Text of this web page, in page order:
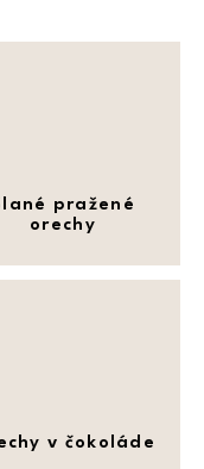
pražené
orechy
v čokoláde